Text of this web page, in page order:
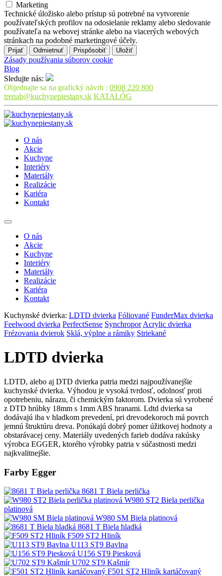
Marketing
Technické úložisko alebo prístup sú potrebné na vytvorenie
používateľských profilov na odosielanie reklamy alebo sledovanie
používateľa na webovej stránke alebo na viacerých webových
stránkach na podobné marketingové účely.
Prijať Odmietnuť Prispôsobiť Uložiť
Zásady používania súborov cookie
Blog
Sledujte nás:
Objednajte sa na grafický návrh : 0908 220 800
trenab@kuchynepiestany.sk KATALÓG
O nás
Akcie
Kuchyne
Interiéry
Materiály
Realizácie
Kariéra
Kontakt
O nás
Akcie
Kuchyne
Interiéry
Materiály
Realizácie
Kariéra
Kontakt
Kuchynské dvierka: LDTD dvierka Fóliované FunderMax dvierka
Feelwood dvierka PerfectSense Synchropor Acrylic dvierka
Frézovania dvierok Sklá, výplne a rámiky Striekané
LDTD dvierka
LDTD, alebo aj DTD dvierka patria medzi najpoužívanejšie
kuchynské dvierka. Výhodou je vysoká tvrdosť, odolnosť proti
opotrebeniu, nárazu, či chemickým faktorom. Dvierka sú vyrobené
z DTD hrúbky 18mm s 1mm ABS hranami. Ldtd dvierka sa
dodávajú iba v hladkom prevedení, pri drevodekoroch má povrch
jemnú štruktúru dreva. Ponúkajú dobrý pomer úžitkovej hodnoty a
obstarávacej ceny. Materiály uvedených farieb dodáva rakúsky
výrobca EGGER, ktorého výrobky patria v súčastnosti medzi
najkvalitnejšie.
Farby Egger
8681 T Biela perlička
W980 ST2 Biela perlička
platinová
W980 SM Biela platinová
8681 T Biela hladká
F509 ST2 Hliník
U113 ST9 Bavlna
U156 ST9 Piesková
U702 ST9 Kašmír
F501 ST2 Hliník kartáčovaný